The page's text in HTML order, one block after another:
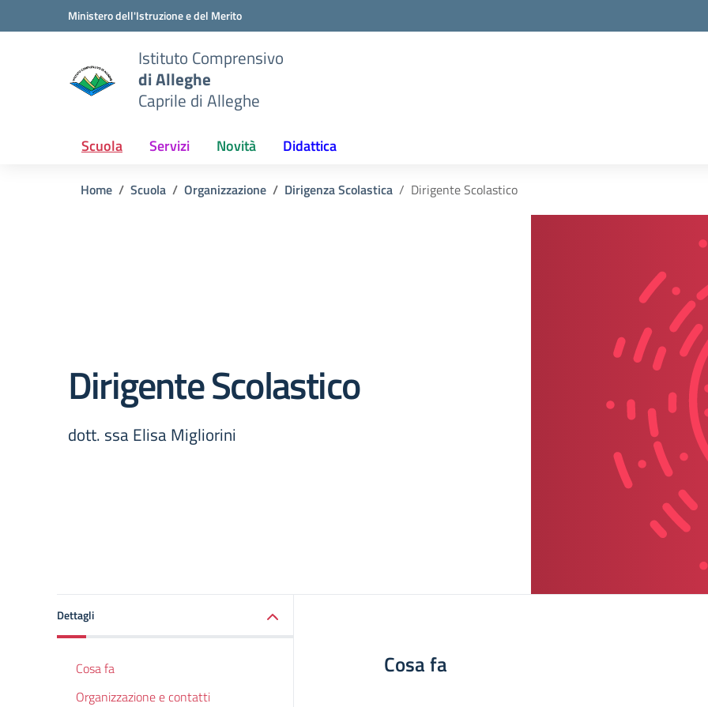
Vai ai contenuti
Vai al menu di navigazioneMinistero dell'Istruzione e del Merito
Istituto Comprensivo
di Alleghe
Caprile di Alleghe
Scuola Servizi Novità Didattica
Home Scuola Organizzazione Dirigenza Scolastica Dirigente Scolastico
Dirigente Scolastico
dott. ssa Elisa Migliorini
Dettagli
Cosa fa
Organizzazione e contatti
Cosa fa